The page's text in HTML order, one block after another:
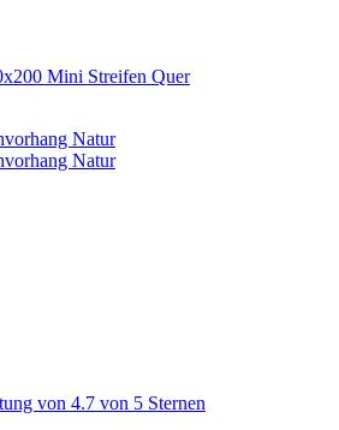
Mini Streifen Quer
von 4.7 von 5 Sternen